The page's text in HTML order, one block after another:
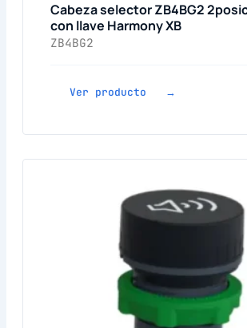
Cabeza selector ZB4BG2
con llave Harmony XB
ZB4BG2
Ver producto →